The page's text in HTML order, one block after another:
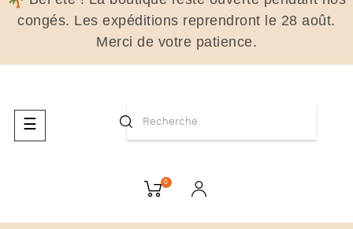
congés. Les expéditions reprendront le 28 août.
Merci de votre patience.
Basculer
la
☰
0